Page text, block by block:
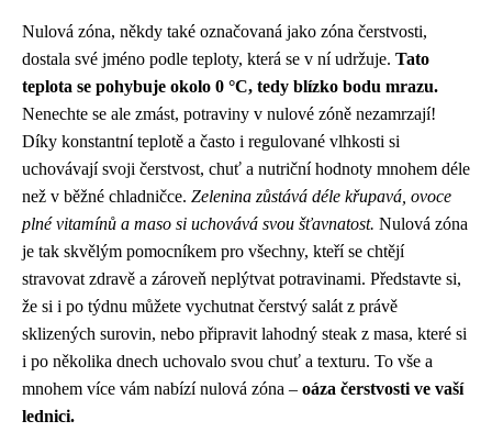
Nulová zóna, někdy také označovaná jako zóna čerstvosti,
dostala své jméno podle teploty, která se v ní udržuje. Tato
teplota se pohybuje okolo 0 °C, tedy blízko bodu mrazu.
Nenechte se ale zmást, potraviny v nulové zóně nezamrzají!
Díky konstantní teplotě a často i regulované vlhkosti si
uchovávají svoji čerstvost, chuť a nutriční hodnoty mnohem déle
než v běžné chladničce. Zelenina zůstává déle křupavá, ovoce
plné vitamínů a maso si uchovává svou šťavnatost. Nulová zóna
je tak skvělým pomocníkem pro všechny, kteří se chtějí
stravovat zdravě a zároveň neplýtvat potravinami. Představte si,
že si i po týdnu můžete vychutnat čerstvý salát z právě
sklizených surovin, nebo připravit lahodný steak z masa, které si
i po několika dnech uchovalo svou chuť a texturu. To vše a
mnohem více vám nabízí nulová zóna – oáza čerstvosti ve vaší
lednici.